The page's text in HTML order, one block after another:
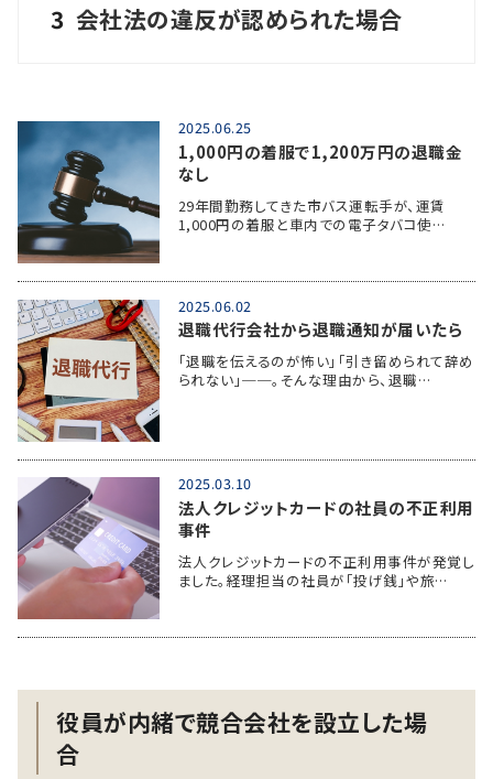
3 会社法の違反が認められた場合
2025.06.25
1,000円の着服で1,200万円の退職金
なし
29年間勤務してきた市バス運転手が、運賃
1,000円の着服と車内での電子タバコ使…
2025.06.02
退職代行会社から退職通知が届いたら
「退職を伝えるのが怖い」「引き留められて辞め
られない」──。そんな理由から、退職…
2025.03.10
法人クレジットカードの社員の不正利用
事件
法人クレジットカードの不正利用事件が発覚し
ました。経理担当の社員が「投げ銭」や旅…
役員が内緒で競合会社を設立した場
合